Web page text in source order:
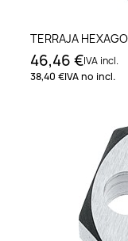
TERRAJA
46,46 €IVA incl.
38,40 €IVA no incl.